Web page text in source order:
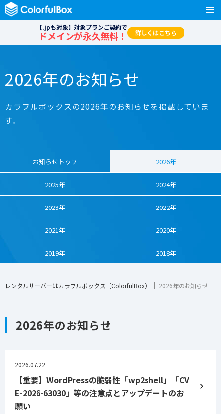
【.jpも対象】対象プランご契約で
ドメインが永久無料！ 詳しくはこちら
2026年のお知らせ
カラフルボックスの2026年のお知らせを掲載していま
す。
お知らせトップ 2026年
2025年 2024年
2023年 2022年
2021年 2020年
2019年 2018年
レンタルサーバーはカラフルボックス（ColorfulBox） 2026年のお知らせ
2026年のお知らせ
2026.07.22
【重要】WordPressの脆弱性「wp2shell」「CV
E-2026-63030」等の注意点とアップデートのお
願い